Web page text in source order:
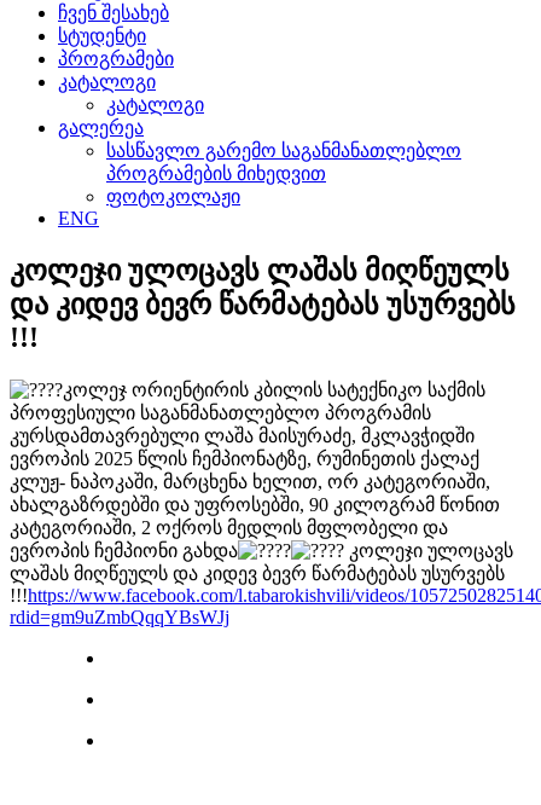
ჩვენ შესახებ
სტუდენტი
პროგრამები
კატალოგი
კატალოგი
გალერეა
სასწავლო გარემო საგანმანათლებლო
პროგრამების მიხედვით
ფოტოკოლაჟი
ENG
კოლეჯი ულოცავს ლაშას მიღწეულს
და კიდევ ბევრ წარმატებას უსურვებს
!!!
კოლეჯ ორიენტირის კბილის სატექნიკო საქმის
პროფესიული საგანმანათლებლო პროგრამის
კურსდამთავრებული ლაშა მაისურაძე, მკლავჭიდში
ევროპის 2025 წლის ჩემპიონატზე, რუმინეთის ქალაქ
კლუჟ- ნაპოკაში, მარცხენა ხელით, ორ კატეგორიაში,
ახალგაზრდებში და უფროსებში, 90 კილოგრამ წონით
კატეგორიაში, 2 ოქროს მედლის მფლობელი და
ევროპის ჩემპიონი გახდა
კოლეჯი ულოცავს
ლაშას მიღწეულს და კიდევ ბევრ წარმატებას უსურვებს
!!!https://www.facebook.com/l.tabarokishvili/videos/
rdid=gm9uZmbQqqYBsWJj